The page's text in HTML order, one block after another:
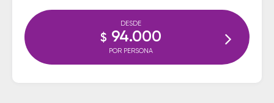
DESDE
$ 94.000
POR PERSONA